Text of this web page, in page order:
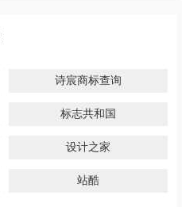
诗宸商标查询
标志共和国
设计之家
站酷